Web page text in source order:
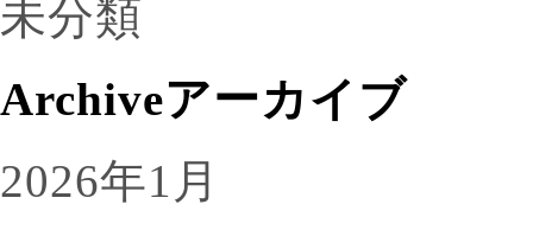
未分類
Archiveアーカイブ
2026年1月